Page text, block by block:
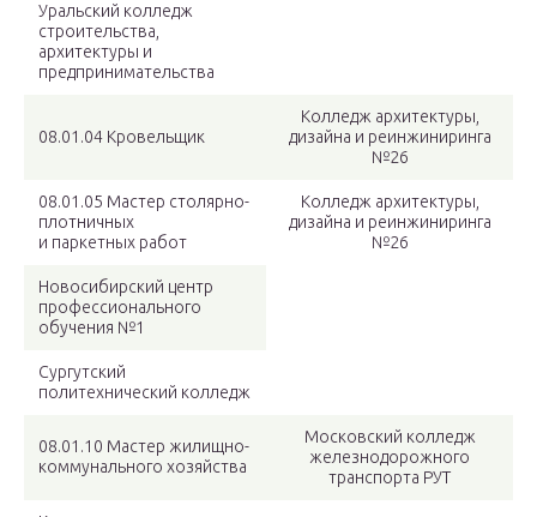
Уральский колледж
строительства,
архитектуры и
предпринимательства
08.01.04 Кровельщик
Колледж архитектуры,
дизайна и реинжиниринга
№26
08.01.05 Мастер столярно-
плотничных
и паркетных работ
Колледж архитектуры,
дизайна и реинжиниринга
№26
Новосибирский центр
профессионального
обучения №1
Сургутский
политехнический колледж
08.01.10 Мастер жилищно-
коммунального хозяйства
Московский колледж
железнодорожного
транспорта РУТ